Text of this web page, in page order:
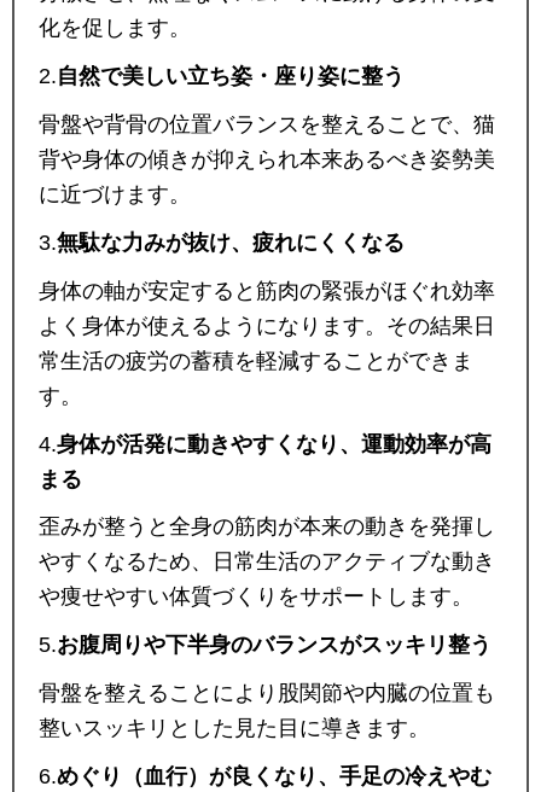
化を促します。
2.自然で美しい立ち姿・座り姿に整う
骨盤や背骨の位置バランスを整えることで、猫
背や身体の傾きが抑えられ本来あるべき姿勢美
に近づけます。
3.無駄な力みが抜け、疲れにくくなる
身体の軸が安定すると筋肉の緊張がほぐれ効率
よく身体が使えるようになります。その結果日
常生活の疲労の蓄積を軽減することができま
す。
4.身体が活発に動きやすくなり、運動効率が高
まる
歪みが整うと全身の筋肉が本来の動きを発揮し
やすくなるため、日常生活のアクティブな動き
や痩せやすい体質づくりをサポートします。
5.お腹周りや下半身のバランスがスッキリ整う
骨盤を整えることにより股関節や内臓の位置も
整いスッキリとした見た目に導きます。
6.めぐり（血行）が良くなり、手足の冷えやむ